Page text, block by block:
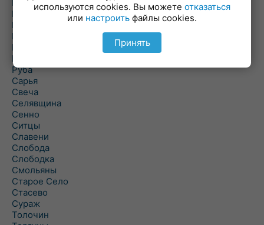
Погоща
Подсвилье
Полоцк
Поставы
Прозороки
Россоны
Руба
Сарья
Свеча
Селявщина
Сенно
Ситцы
Славени
Слобода
Слободка
Смольяны
Старое Село
Стасево
Сураж
Толочин
используются cookies. Вы можете отказаться
или настроить файлы cookies.
Принять